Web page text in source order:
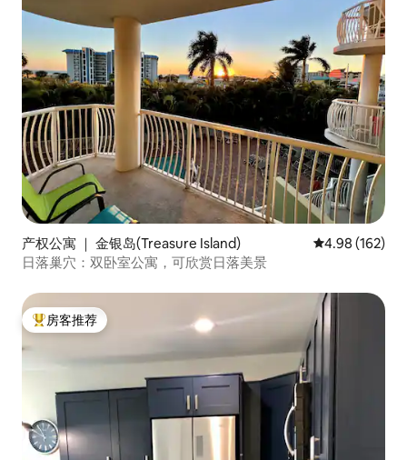
产权公寓 ｜ 金银岛(Treasure Island) 平均评分 4.98
4.98 (162)
日落巢穴：双卧室公寓，可欣赏日落美景
热门「房客推荐」
房客推荐